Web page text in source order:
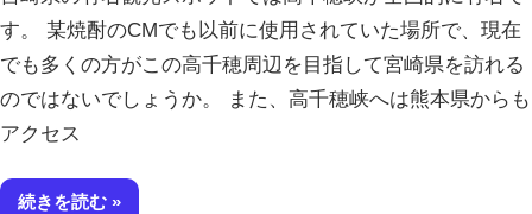
す。 某焼酎のCMでも以前に使用されていた場所で、現在
でも多くの方がこの高千穂周辺を目指して宮崎県を訪れる
のではないでしょうか。 また、高千穂峡へは熊本県からも
アクセス
続きを読む